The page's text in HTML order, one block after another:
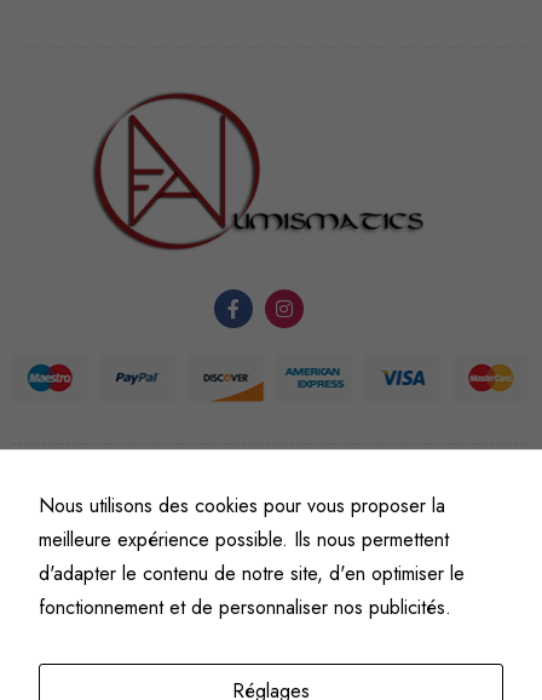
© Fine art numismatics
Politique de confidentialitéConditions générales de vente et d’utilisation
Mentions légales
Nous utilisons des cookies pour vous proposer la
meilleure expérience possible. Ils nous permettent
d'adapter le contenu de notre site, d'en optimiser le
fonctionnement et de personnaliser nos publicités.
Réglages
du site Web.
nous
et la
site Web, en
fonction de
l'usage qu'il